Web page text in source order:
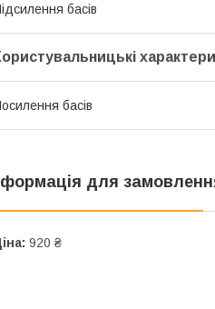
басів
басів
для
920 ₴